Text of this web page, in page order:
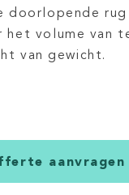
doorlopende
het volume van
van gewicht.
aanvragen